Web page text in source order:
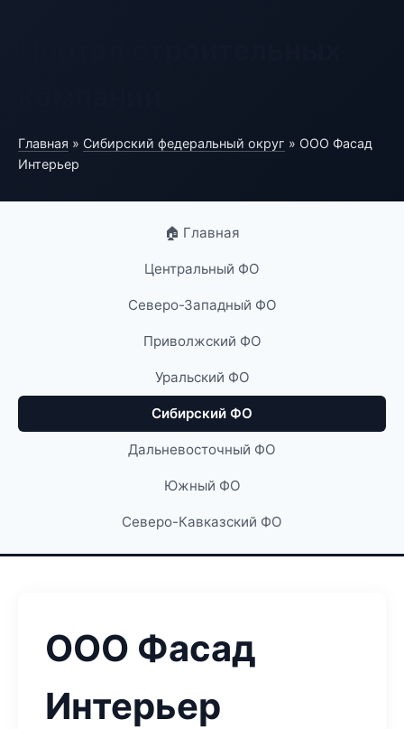
Главная » Сибирский федеральный округ » ООО Фасад
Интерьер
🏠 Главная
Центральный ФО
Северо-Западный ФО
Приволжский ФО
Уральский ФО
Сибирский ФО
Дальневосточный ФО
Южный ФО
Северо-Кавказский ФО
ООО Фасад
Интерьер